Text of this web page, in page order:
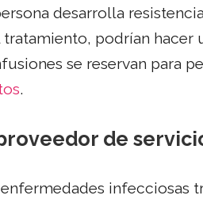
desarrolla
podrían
se reservan para
.
de
infecciosas